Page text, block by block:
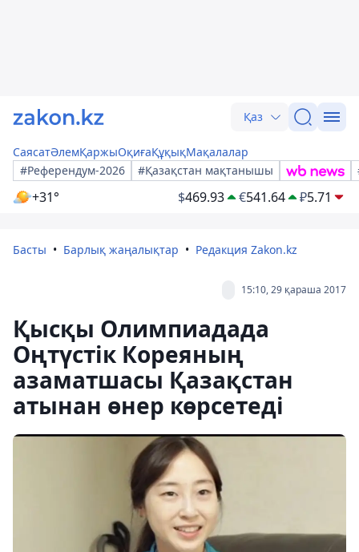
Қаз
СаясатӘлемҚаржыОқиғаҚұқықМақалалар
#Референдум-2026
#Қазақстан мақтанышы
+31° $469.93 €541.64 ₽5.71
Басты Барлық жаңалықтар Редакция Zakon.kz
15:10, 29 қараша 2017
Қысқы Олимпиадада
Оңтүстік Кореяның
азаматшасы Қазақстан
атынан өнер көрсетеді